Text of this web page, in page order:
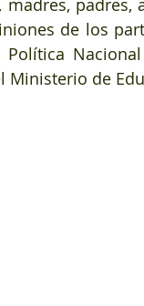
padres,
de los
Ministerio de